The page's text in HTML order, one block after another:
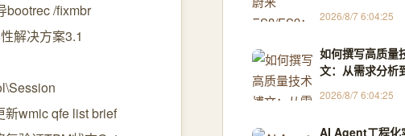
bootrec /fixmbr
解决方案3.1
wmic qfe list brief
2026/8/7 6:04:25
如何撰写高质量
文：从需求分析
2026/8/7 6:04:25
AI Agent工程化